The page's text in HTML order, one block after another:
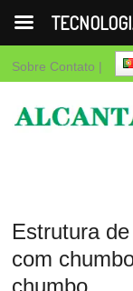
Sobre Contato |
Estrutura
com
chumbo